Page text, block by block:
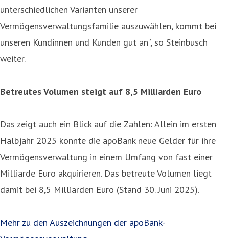
unterschiedlichen Varianten unserer
Vermögensverwaltungsfamilie auszuwählen, kommt bei
unseren Kundinnen und Kunden gut an“, so Steinbusch
weiter.
Betreutes Volumen steigt auf 8,5 Milliarden Euro
Das zeigt auch ein Blick auf die Zahlen: Allein im ersten
Halbjahr 2025 konnte die apoBank neue Gelder für ihre
Vermögensverwaltung in einem Umfang von fast einer
Milliarde Euro akquirieren. Das betreute Volumen liegt
damit bei 8,5 Milliarden Euro (Stand 30. Juni 2025).
Mehr zu den Auszeichnungen der apoBank-